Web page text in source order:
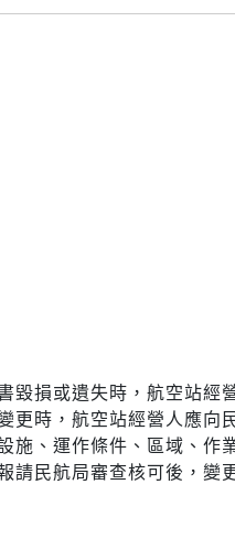
毀損或遺失時，航空站經
更時，航空站經營人應向
施、運作條件、區域、作
請民航局審查核可後，變